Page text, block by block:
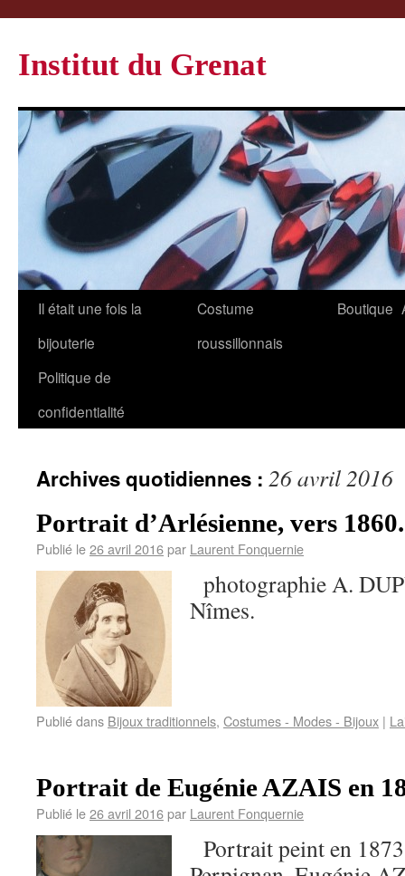
Institut du Grenat
Il était une fois la
bijouterie
Costume
roussillonnais
Boutique
Politique de
confidentialité
Archives quotidiennes : 26 avril 2016
Portrait d’Arlésienne, vers 1860.
Publié le26 avril 2016par Laurent Fonquernie
photographie A.
Nîmes.
Publié dans Bijoux traditionnels, Costumes - Modes - Bijoux |
Portrait de Eugénie AZAIS en
Publié le26 avril 2016par Laurent Fonquernie
Portrait peint en